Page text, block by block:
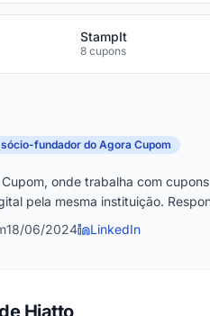
StampIt
8 cupons
sócio-fundador do Agora Cupom
onde trabalha com
pela mesma instituição.
18/06/2024 LinkedIn